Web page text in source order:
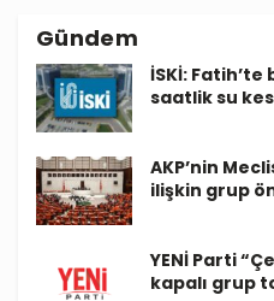
Gündem
İSKİ:
saatlik su
AKP’nin
ilişkin grup
YENİ Parti
kapalı grup